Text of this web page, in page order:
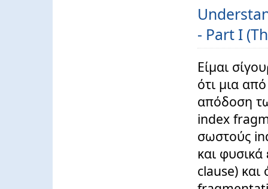
- Part I
Είμαι
ότι μια
απόδοση
index
σωστούς
και
clause) και